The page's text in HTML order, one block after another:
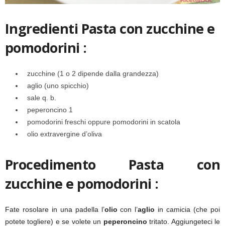
Ingredienti Pasta con zucchine e
pomodorini :
zucchine (1 o 2 dipende dalla grandezza)
aglio (uno spicchio)
sale q. b.
peperoncino 1
pomodorini freschi oppure pomodorini in scatola
olio extravergine d’oliva
Procedimento Pasta con
zucchine e pomodorini :
Fate rosolare in una padella l’olio con l’aglio in camicia (che poi
potete togliere) e se volete un peperoncino tritato. Aggiungeteci le